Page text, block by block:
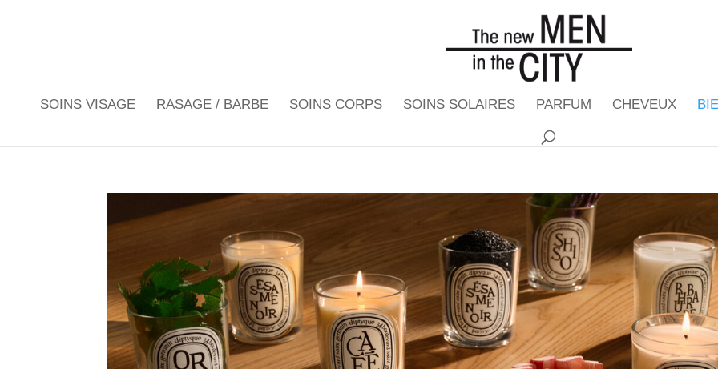
SOINS VISAGE RASAGE / BARBE SOINS CORPS SOINS SOLAIRES PARFUM CHEVEUX